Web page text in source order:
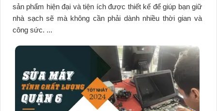
sản phẩm hiện đại và tiện ích được thiết kế để giúp bạn giữ
nhà sạch sẽ mà không cần phải dành nhiều thời gian và
công sức. ...